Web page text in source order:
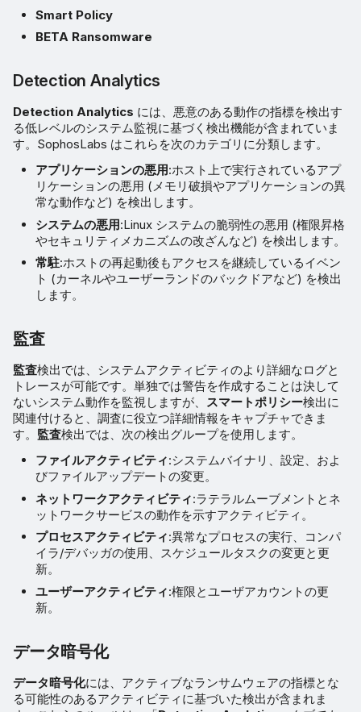
Smart Policy
BETA Ransomware
Detection Analytics
Detection Analytics には、悪意のある動作の指標を検出す
る低レベルのシステム監視に基づく検出機能が含まれていま
す。SophosLabs はこれらを次のカテゴリに分類します。
アプリケーションの悪用:ホスト上で実行されているアプ
リケーションの悪用 (メモリ破損やアプリケーションの異
常な動作など) を検出します。
システムの悪用:Linux システムの脆弱性の悪用 (権限昇格
やセキュリティメカニズムの改ざんなど) を検出します。
常駐:ホストの再起動後もアクセスを継続しているイベン
ト (カーネルやユーザーランドのバックドアなど) を検出
します。
監査
監査検出では、システムアクティビティのより詳細なログと
トレースが可能です。単独では警告を作成することは決して
ないシステム動作を監視しますが、 スマートポリシー検出に
関連付けると、調査に役立つ詳細情報をキャプチャできま
す。 監査検出では、次の検出グループを使用します。
ファイルアクティビティ:システムバイナリ、設定、およ
びファイルアップデートの変更。
ネットワークアクティビティ:ラテラルムーブメントとネ
ットワークサービスの動作を示すアクティビティ。
プロセスアクティビティ:異常なプロセスの実行、コンパ
イラ/デバッガの使用、スケジュールタスクの変更と更
新。
ユーザーアクティビティ:権限とユーザアカウントの更
新。
データ暗号化
データ暗号化には、アクティブなランサムウェアの指標とな
る可能性のあるアクティビティに基づいた検出が含まれま